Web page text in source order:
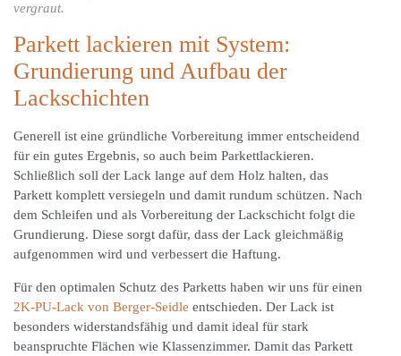
vergraut.
Parkett lackieren mit System:
Grundierung und Aufbau der
Lackschichten
Generell ist eine gründliche Vorbereitung immer entscheidend
für ein gutes Ergebnis, so auch beim Parkettlackieren.
Schließlich soll der Lack lange auf dem Holz halten, das
Parkett komplett versiegeln und damit rundum schützen. Nach
dem Schleifen und als Vorbereitung der Lackschicht folgt die
Grundierung. Diese sorgt dafür, dass der Lack gleichmäßig
aufgenommen wird und verbessert die Haftung.
Für den optimalen Schutz des Parketts haben wir uns für einen
2K-PU-Lack von Berger-Seidle entschieden. Der Lack ist
besonders widerstandsfähig und damit ideal für stark
beanspruchte Flächen wie Klassenzimmer. Damit das Parkett